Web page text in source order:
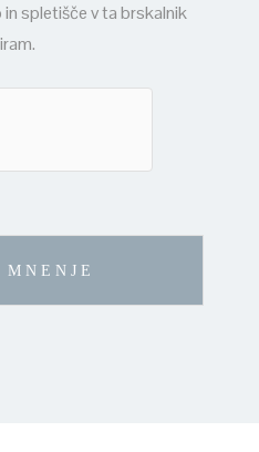
spletišče v ta brskalnik